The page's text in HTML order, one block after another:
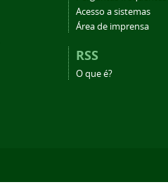
Acesso a sistemas
Área de imprensa
RSS
O que é?